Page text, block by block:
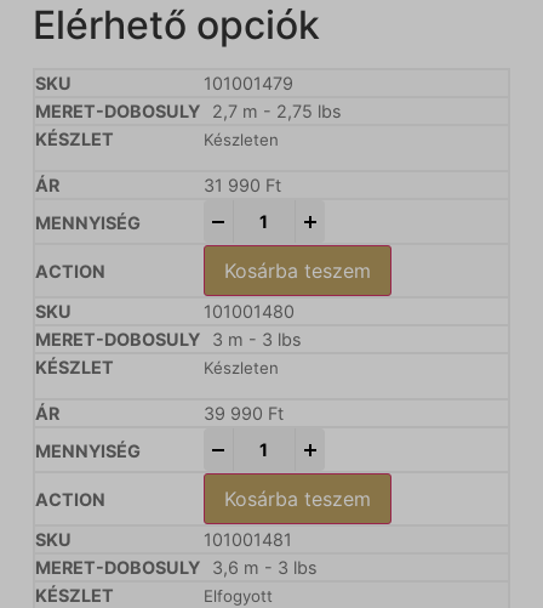
Elérhető opciók
101001479
2,7 m - 2,75 lbs
Készleten
31 990 Ft
Kosárba teszem
101001480
3 m - 3 lbs
Készleten
39 990 Ft
Kosárba teszem
101001481
3,6 m - 3 lbs
Elfogyott